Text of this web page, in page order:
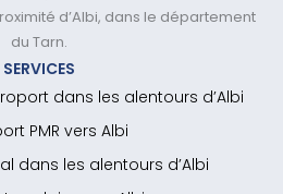
d’Albi, dans le département
du Tarn.
SERVICES
dans les alentours d’Albi
PMR vers Albi
dans les alentours d’Albi